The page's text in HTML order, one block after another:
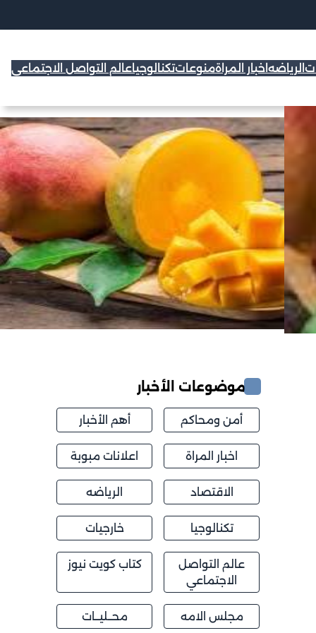
الرياضه اخبار المراةمنوعاتتكنالوجياعالم التواصل الاجتماعي
موضوعات الأخبار
أمن ومحاكم أهم الأخبار
اخبار المراة اعلانات مبوبة
الاقتصاد الرياضه
تكنالوجيا خارجيات
عالم التواصل
الاجتماعي
كتاب كويت نيوز
مجلس الامه محــليــات